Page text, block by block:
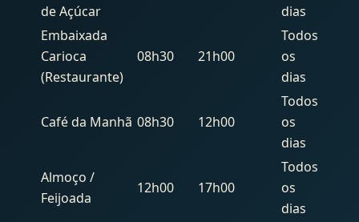
de Açúcar
dias
Embaixada
Carioca
(Restaurante)
08h30 21h00
Todos
os
dias
Café da Manhã 08h30 12h00
Todos
os
dias
Almoço /
Feijoada
12h00 17h00
Todos
os
dias